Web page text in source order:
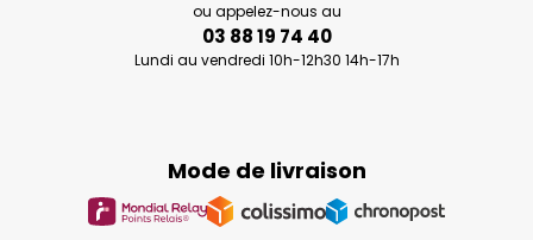
Mode de livraison
ou appelez-nous au
03 88 19 74 40
Lundi au vendredi 10h-12h30 14h-17h